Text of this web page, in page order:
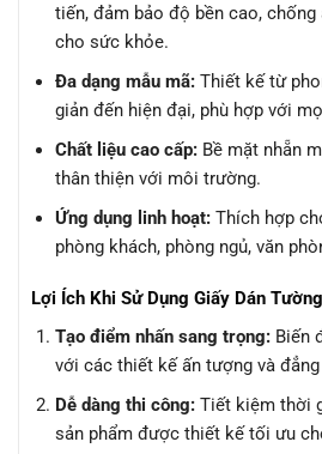
tiến, đảm bảo độ bền cao,
cho sức khỏe.
Đa dạng mẫu mã:Thiết kế từ
giản đến hiện đại, phù hợp với
Chất liệu cao cấp:Bề mặt nhẵn
thân thiện với môi trường.
Ứng dụng linh hoạt:Thích hợp
phòng khách, phòng ngủ, văn
Lợi Ích Khi Sử Dụng Giấy Dán
Tạo điểm nhấn sang trọng:Biến
với các thiết kế ấn tượng và đẳng
Dễ dàng thi công:Tiết kiệm thời
sản phẩm được thiết kế tối ưu